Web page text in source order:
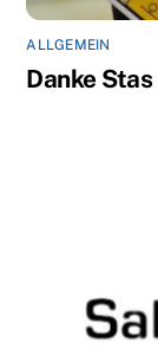
ALLGEMEIN
Danke Stas